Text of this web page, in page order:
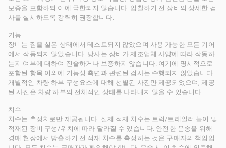
보증을 포함하되 이에 국한되지 않습니다. 입찰하기 전 장비의 상세한 검
사를 실시하도록 강력히 권장합니다.
기능
장비는 짐을 실은 상태에서 테스트되지 않았으며 사용 가능한 모든 기어
에서 작동되지 않았습니다. 당사는 장비가 제조업체 사양에 따라 작동하
는지 여부에 대하여 진술하거나 보증하지 않습니다. 여기에 명시적으로
포함된 항목 이외에 기능성 측면과 관련된 검사는 수행되지 않았습니다.
개별적인 차량 하부 구성요소에 대해 선별된 사진만 제공되었으며, 제공
된 사진은 차량 하부의 전체적인 상태를 나타내지 않을 수 있습니다.
치수
치수는 추정치로만 제공됩니다. 실제 적재 치수는 트럭/트레일러 높이 및
적재된 장비 구성/위치에 따라 달라질 수 있습니다. 안전한 운송을 위해
경매 현장에서 방출하기 전 적재 치수를 측정하는 것은 구매자의 책임입